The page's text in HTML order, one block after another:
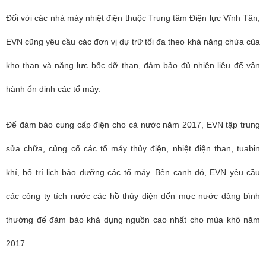
Đối với các nhà máy nhiệt điện thuộc Trung tâm Điện lực Vĩnh Tân,
EVN cũng yêu cầu các đơn vị dự trữ tối đa theo khả năng chứa của
kho than và năng lực bốc dỡ than, đảm bảo đủ nhiên liệu để vận
hành ổn định các tổ máy.
Để đảm bảo cung cấp điện cho cả nước năm 2017, EVN tập trung
sửa chữa, củng cố các tổ máy thủy điện, nhiệt điện than, tuabin
khí, bố trí lịch bảo dưỡng các tổ máy. Bên cạnh đó, EVN yêu cầu
các công ty tích nước các hồ thủy điện đến mực nước dâng bình
thường để đảm bảo khả dụng nguồn cao nhất cho mùa khô năm
2017.